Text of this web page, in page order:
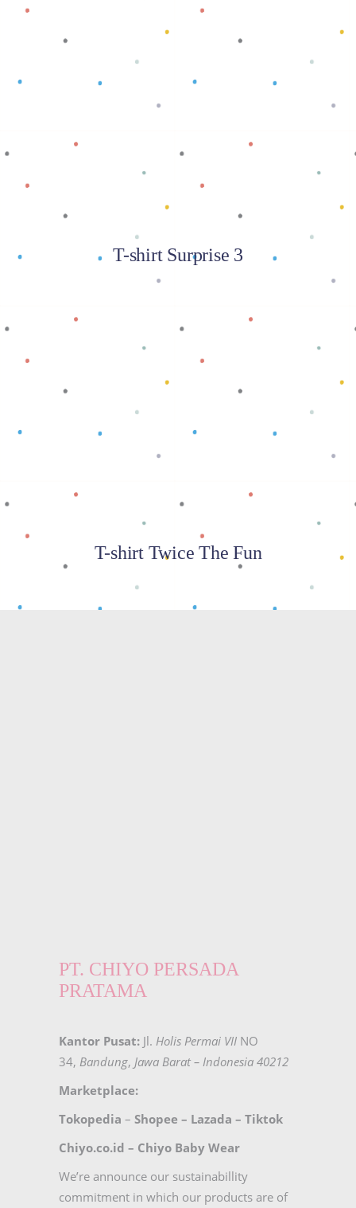
Baca selengkapnya
T-shirt Surprise 3
T-shirt Twice The Fun
PT. CHIYO PERSADA
PRATAMA
Kantor Pusat: Jl. Holis Permai VII NO
34, Bandung, Jawa Barat – Indonesia 40212
Marketplace:
Tokopedia – Shopee – Lazada – Tiktok
Chiyo.co.id – Chiyo Baby Wear
We’re announce our sustainabillity
commitment in which our products are of